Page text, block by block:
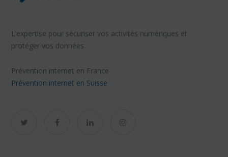
L’expertise pour sécuriser vos activités numériques et
protéger vos données.
Prévention internet en France
Prévention internet en Suisse